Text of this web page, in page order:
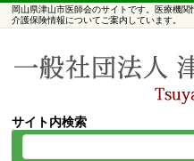
岡山県津山市医師会のサイトです。医療機
介護保険情報についてご案内しています。
サイト内検索